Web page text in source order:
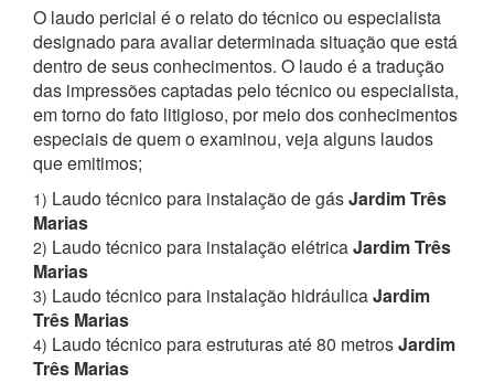
O laudo pericial é o relato do técnico ou especialista
designado para avaliar determinada situação que está
dentro de seus conhecimentos. O laudo é a tradução
das impressões captadas pelo técnico ou especialista,
em torno do fato litigioso, por meio dos conhecimentos
especiais de quem o examinou, veja alguns laudos
que emitimos;
1) Laudo técnico para instalação de gásJardim Três
Marias
2) Laudo técnico para instalação elétricaJardim Três
Marias
3) Laudo técnico para instalação hidráulicaJardim
Três Marias
4) Laudo técnico para estruturas até 80 metrosJardim
Três Marias